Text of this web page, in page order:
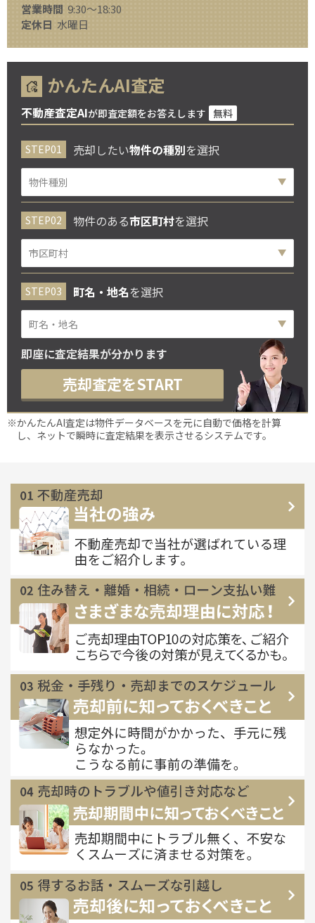
営業時間 9:30～18:30
定休日 水曜日
かんたんAI査定
不動産査定AIが即査定額をお答えします 無料
売却したい物件の種別を選択
物件のある市区町村を選択
町名・地名を選択
即座に査定結果が分かります
売却査定をSTART
※かんたんAI査定は物件データベースを元に自動で価格を計算
し、ネットで瞬時に査定結果を表示させるシステムです。